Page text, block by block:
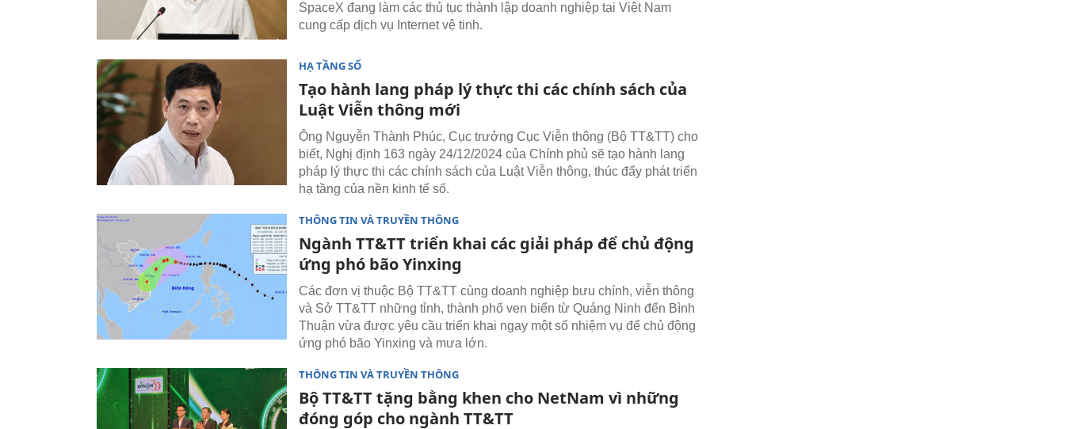
SpaceX đang làm các thủ tục thành lập doanh nghiệp tại Việt Nam
cung cấp dịch vụ Internet vệ tinh.
HẠ TẦNG SỐ
Tạo hành lang pháp lý thực thi các chính sách của
Luật Viễn thông mới
Ông Nguyễn Thành Phúc, Cục trưởng Cục Viễn thông (Bộ TT&TT) cho
biết, Nghị định 163 ngày 24/12/2024 của Chính phủ sẽ tạo hành lang
pháp lý thực thi các chính sách của Luật Viễn thông, thúc đẩy phát triển
hạ tầng của nền kinh tế số.
THÔNG TIN VÀ TRUYỀN THÔNG
Ngành TT&TT triển khai các giải pháp để chủ động
ứng phó bão Yinxing
Các đơn vị thuộc Bộ TT&TT cùng doanh nghiệp bưu chính, viễn thông
và Sở TT&TT những tỉnh, thành phố ven biển từ Quảng Ninh đến Bình
Thuận vừa được yêu cầu triển khai ngay một số nhiệm vụ để chủ động
ứng phó bão Yinxing và mưa lớn.
THÔNG TIN VÀ TRUYỀN THÔNG
Bộ TT&TT tặng bằng khen cho NetNam vì những
đóng góp cho ngành TT&TT